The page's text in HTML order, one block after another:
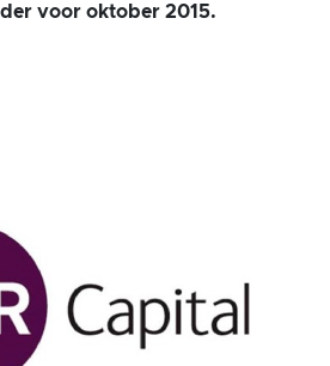
voor oktober 2015.